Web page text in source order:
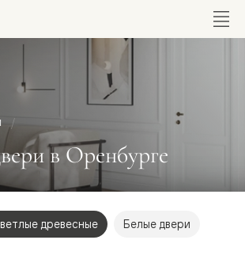
в Оренбурге
древесные Белые двери